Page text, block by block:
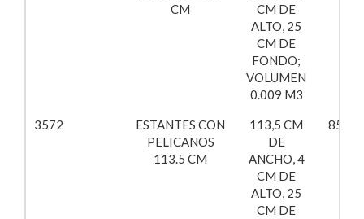
CM
CM DE
ALTO, 25
CM DE
FONDO;
VOLUMEN
0.009 M3
3572
ESTANTES CON
PELICANOS
113.5 CM
113,5 CM
DE
ANCHO, 4
CM DE
ALTO, 25
CM DE